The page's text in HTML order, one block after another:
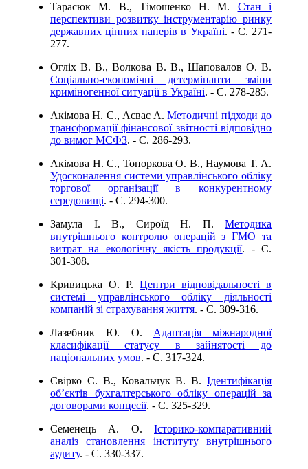
Тарасюк М. В., Тімошенко Н. М. Стан і
перспективи розвитку інструментарію ринку
державних цінних паперів в Україні. - C. 271-
277.
Огліх В. В., Волкова В. В., Шаповалов О. В.
Соціально-економічні детермінанти зміни
криміногенної ситуації в Україні. - C. 278-285.
Акімова Н. С., Асває А.Методичні підходи до
трансформації фінансової звітності відповідно
до вимог МСФЗ. - C. 286-293.
Акімова Н. С., Топоркова О. В., Наумова Т. А.
Удосконалення системи управлінського обліку
торгової організації в конкурентному
середовищі. - C. 294-300.
Замула І. В., Сироїд Н. П. Методика
внутрішнього контролю операцій з ГМО та
витрат на екологічну якість продукції. - C.
301-308.
Кривицька О. Р. Центри відповідальності в
системі управлінського обліку діяльності
компаній зі страхування життя. - C. 309-316.
Лазебник Ю. О. Адаптація міжнародної
класифікації статусу в зайнятості до
національних умов. - C. 317-324.
Свірко С. В., Ковальчук В. В. Ідентифікація
об’єктів бухгалтерського обліку операцій за
договорами концесії. - C. 325-329.
Семенець А. О. Історико-компаративний
аналіз становлення інституту внутрішнього
аудиту. - C. 330-337.